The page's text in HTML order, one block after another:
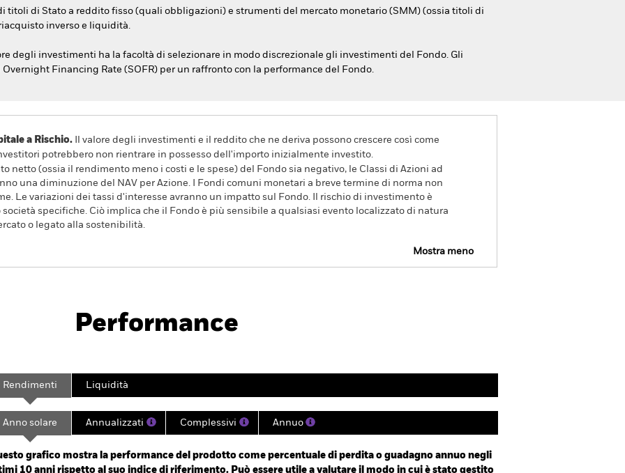
titoli di Stato a reddito fisso (quali obbligazioni) e strumenti del mercato monetario (SMM) (ossia titoli di
inverso e liquidità.
degli investimenti ha la facoltà di selezionare in modo discrezionale gli investimenti del Fondo. Gli
Financing Rate (SOFR) per un raffronto con la performance del Fondo.
a Rischio. Il valore degli investimenti e il reddito che ne deriva possono crescere così come
potrebbero non rientrare in possesso dell'importo inizialmente investito.
netto (ossia il rendimento meno i costi e le spese) del Fondo sia negativo, le Classi di Azioni ad
una diminuzione del NAV per Azione. I Fondi comuni monetari a breve termine di norma non
Le variazioni dei tassi d'interesse avranno un impatto sul Fondo. Il rischio di investimento è
specifiche. Ciò implica che il Fondo è più sensibile a qualsiasi evento localizzato di natura
o legato alla sostenibilità.
Mostra meno
Characteristics
Performance
2013-08-01 00:00:00 to 2020-12-02 00:00:00.
100 to 100.24.
Rendimenti Liquidità
Anno solare Annualizzati Complessivi Annuo
grafico mostra la performance del prodotto come percentuale di perdita o guadagno annuo negli
10 anni rispetto al suo indice di riferimento. Può essere utile a valutare il modo in cui è stato gestito